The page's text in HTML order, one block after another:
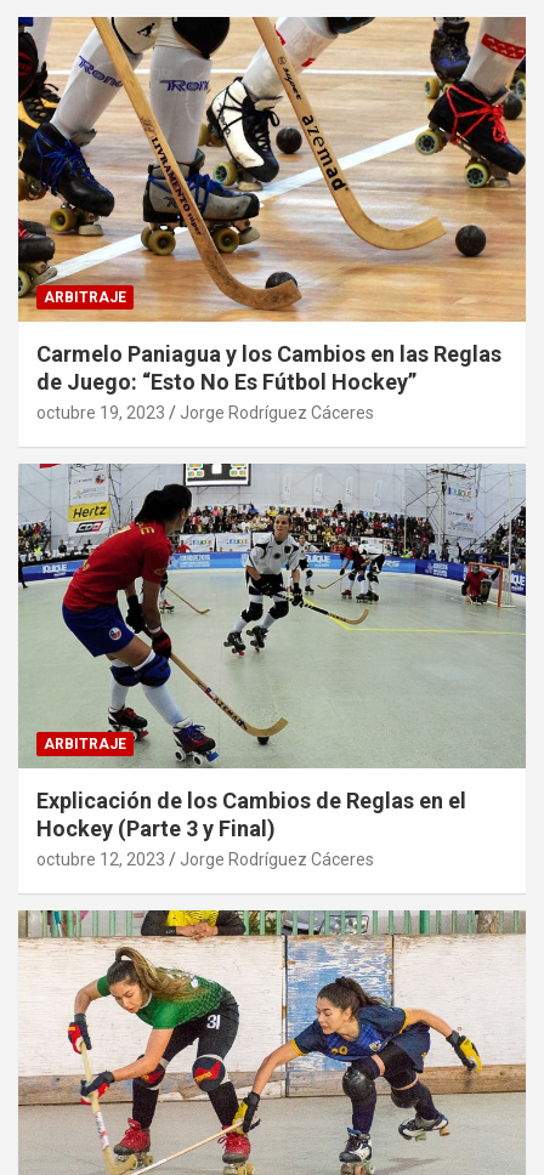
ARBITRAJE
Carmelo Paniagua y los Cambios en las Reglas
de Juego: “Esto No Es Fútbol Hockey”
octubre 19, 2023 Jorge Rodríguez Cáceres
ARBITRAJE
Explicación de los Cambios de Reglas en el
Hockey (Parte 3 y Final)
octubre 12, 2023 Jorge Rodríguez Cáceres